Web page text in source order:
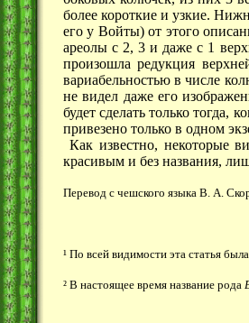
более короткие и узкие.
его у Войты) от этого
ареолы с 2, 3 и даже с 1
произошла редукция
вариабельностью в числе
не видел даже его
будет сделать только
привезено только в одном
Как известно, некоторые
красивым и без названия,
Перевод с чешского языка В. А.
¹ По всей видимости эта статья
² В настоящее время название рода